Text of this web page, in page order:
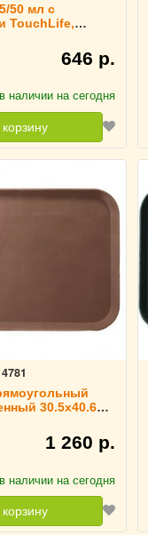
50 мл с
TouchLife,
646 р.
наличии на сегодня
30.5x40.6
1 260 р.
наличии на сегодня